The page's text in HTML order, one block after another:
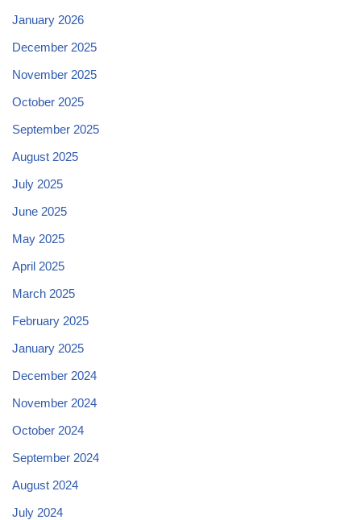
January 2026
December 2025
November 2025
October 2025
September 2025
August 2025
July 2025
June 2025
May 2025
April 2025
March 2025
February 2025
January 2025
December 2024
November 2024
October 2024
September 2024
August 2024
July 2024